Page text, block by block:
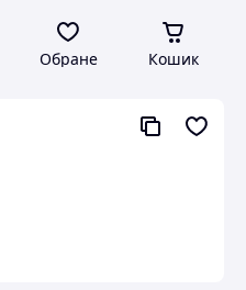
Обране Кошик